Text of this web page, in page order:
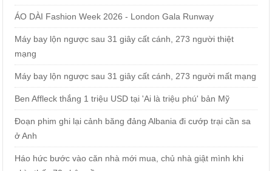
ÁO DÀI Fashion Week 2026 - London Gala Runway
Máy bay lộn ngược sau 31 giây cất cánh, 273 người thiệt
mạng
Máy bay lộn ngược sau 31 giây cất cánh, 273 người mất mạng
Ben Affleck thắng 1 triệu USD tại 'Ai là triệu phú' bản Mỹ
Đoạn phim ghi lại cảnh băng đảng Albania đi cướp trại cần sa
ở Anh
Háo hức bước vào căn nhà mới mua, chủ nhà giật mình khi